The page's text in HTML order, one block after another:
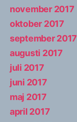
november 2017
oktober 2017
september 2017
augusti 2017
juli 2017
juni 2017
maj 2017
april 2017